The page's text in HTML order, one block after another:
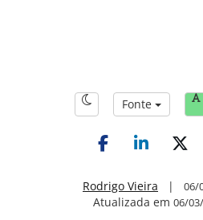
Fonte
Rodrigo Vieira | 06/
Atualizada em 06/